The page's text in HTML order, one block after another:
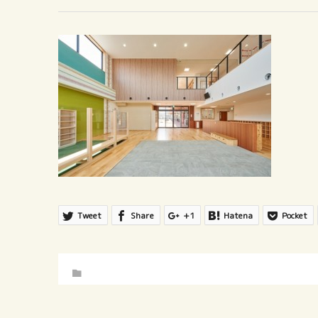
Tweet Share +1 Hatena Pocket